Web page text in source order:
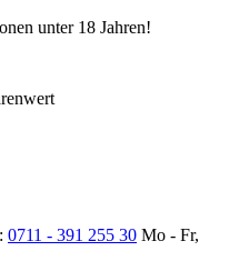
unter 18 Jahren!
0711 - 391 255 30 Mo - Fr,